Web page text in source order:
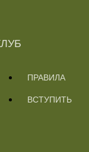
ПРАВИЛА
ВСТУПИТЬ